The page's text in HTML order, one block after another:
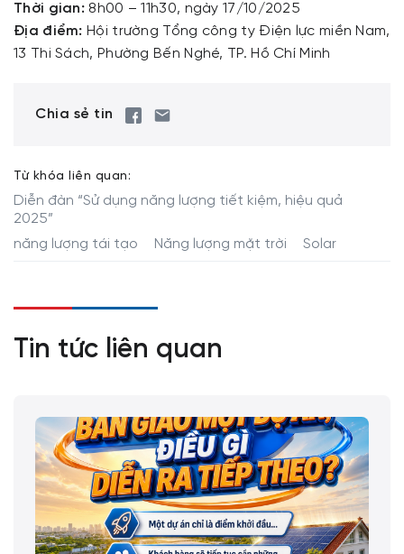
Thời gian: 8h00 – 11h30, ngày 17/10/2025
Địa điểm: Hội trường Tổng công ty Điện lực miền Nam,
13 Thi Sách, Phường Bến Nghé, TP. Hồ Chí Minh
Chia sẻ tin
Từ khóa liên quan:
Diễn đàn “Sử dụng năng lượng tiết kiệm, hiệu quả
2025”
năng lượng tái tạo
Năng lượng mặt trời Solar
Tin tức liên quan